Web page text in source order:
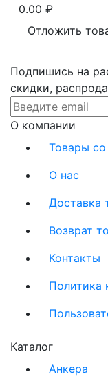
0.00 ₽
Отложить
Подпишись на
скидки,
О компании
Товары
О нас
Доставка
Возврат
Контакты
Политика
Каталог
Анкера